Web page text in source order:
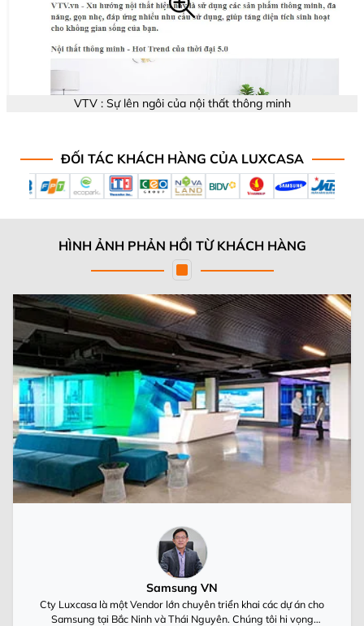
VTV : Sự lên ngôi của nội thất thông minh
ĐỐI TÁC KHÁCH HÀNG CỦA LUXCASA
HÌNH ẢNH PHẢN HỒI TỪ KHÁCH HÀNG
Samsung VN
Cty Luxcasa là một Vendor lớn chuyên triển khai các dự án cho
Samsung tại Bắc Ninh và Thái Nguyên. Chúng tôi hi vọng